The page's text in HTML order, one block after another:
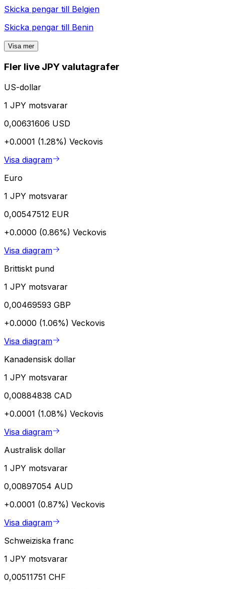
Skicka pengar till Belgien
Skicka pengar till Benin
Visa mer
Fler live JPY valutagrafer
US-dollar
1 JPY motsvarar
0,00631606 USD
+0.0001 (1.28%) Veckovis
Visa diagram
Euro
1 JPY motsvarar
0,00547512 EUR
+0.0000 (0.86%) Veckovis
Visa diagram
Brittiskt pund
1 JPY motsvarar
0,00469593 GBP
+0.0000 (1.06%) Veckovis
Visa diagram
Kanadensisk dollar
1 JPY motsvarar
0,00884838 CAD
+0.0001 (1.08%) Veckovis
Visa diagram
Australisk dollar
1 JPY motsvarar
0,00897054 AUD
+0.0001 (0.87%) Veckovis
Visa diagram
Schweiziska franc
1 JPY motsvarar
0,00511751 CHF